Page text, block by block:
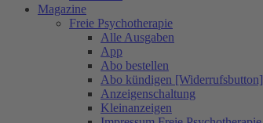
Magazine
Freie Psychotherapie
Alle Ausgaben
App
Abo bestellen
Abo kündigen [Widerrufsbutton]
Anzeigenschaltung
Kleinanzeigen